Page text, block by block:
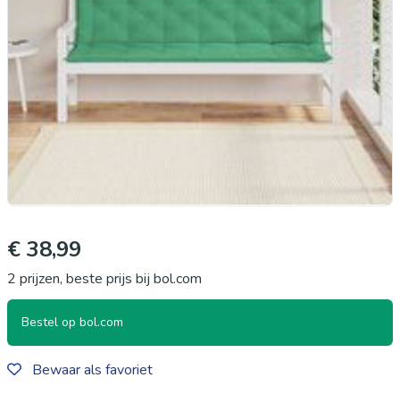
€ 38,99
2 prijzen, beste prijs bij bol.com
Bestel op bol.com
Bewaar als favoriet